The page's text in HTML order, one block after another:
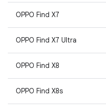
OPPO Find X7
OPPO Find X7 Ultra
OPPO Find X8
OPPO Find X8s